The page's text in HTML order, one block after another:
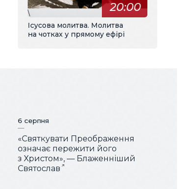
20:00
\
Ісусова молитва. Молитва
на чотках у прямому ефірі
6 серпня
«Святкувати Преображення
означає пережити його
з Христом», — Блаженніший
Святослав